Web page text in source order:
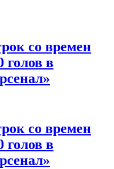
со времен
голов в
со времен
голов в